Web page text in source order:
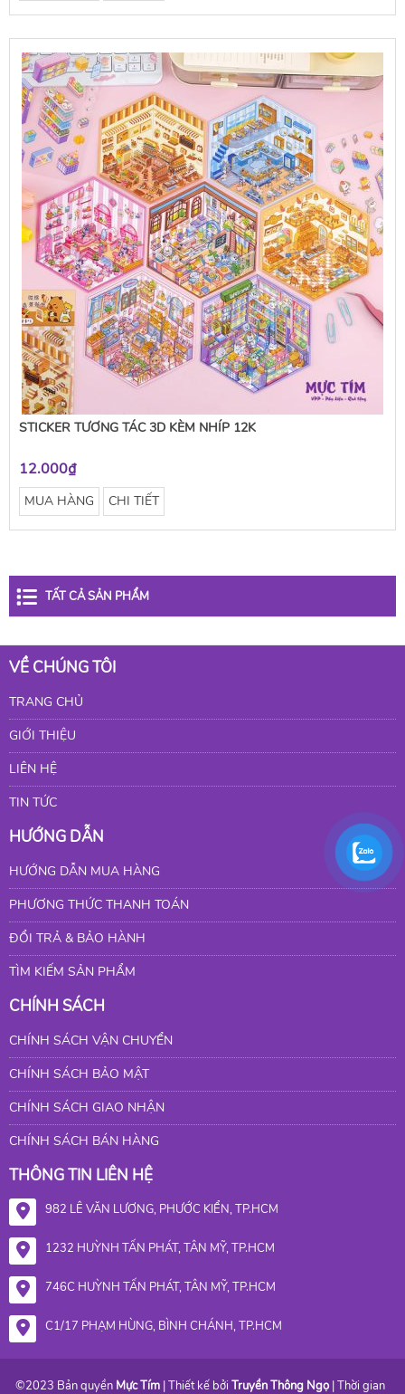
STICKER TƯƠNG TÁC 3D KÈM NHÍP 12K
12.000₫
MUA HÀNG CHI TIẾT
TẤT CẢ SẢN PHẨM
VỀ CHÚNG TÔI
TRANG CHỦ
GIỚI THIỆU
LIÊN HỆ
TIN TỨC
HƯỚNG DẪN
HƯỚNG DẪN MUA HÀNG
PHƯƠNG THỨC THANH TOÁN
ĐỔI TRẢ & BẢO HÀNH
TÌM KIẾM SẢN PHẨM
CHÍNH SÁCH
CHÍNH SÁCH VẬN CHUYỂN
CHÍNH SÁCH BẢO MẬT
CHÍNH SÁCH GIAO NHẬN
CHÍNH SÁCH BÁN HÀNG
THÔNG TIN LIÊN HỆ
982 LÊ VĂN LƯƠNG, PHƯỚC KIỂN, TP.HCM
1232 HUỲNH TẤN PHÁT, TÂN MỸ, TP.HCM
746C HUỲNH TẤN PHÁT, TÂN MỸ, TP.HCM
C1/17 PHẠM HÙNG, BÌNH CHÁNH, TP.HCM
©2023 Bản quyền Mực Tím | Thiết kế bởi Truyền Thông Ngọ | Thời gian